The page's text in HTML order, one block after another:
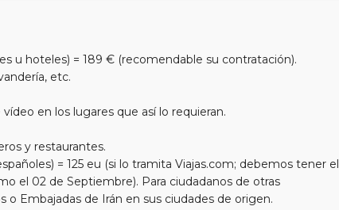
u hoteles) = 189 € (recomendable su contratación).
etc.
en los lugares que así lo requieran.
y restaurantes.
= 125 eu (si lo tramita Viajas.com; debemos tener el
el 02 de Septiembre). Para ciudadanos de otras
o Embajadas de Irán en sus ciudades de origen.